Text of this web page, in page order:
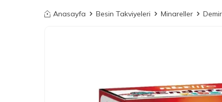
Anasayfa Besin Takviyeleri Minareller